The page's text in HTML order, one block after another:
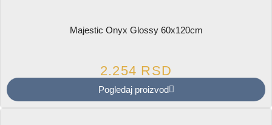
Majestic Onyx Glossy 60x120cm
2.254 RSD
Pogledaj proizvod